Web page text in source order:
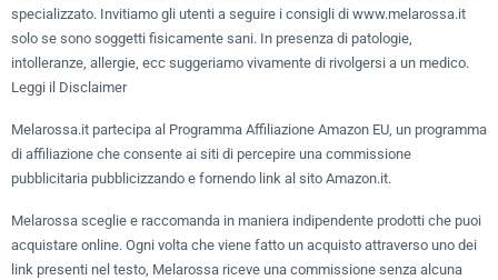
specializzato. Invitiamo gli utenti a seguire i consigli di www.melarossa.it
solo se sono soggetti fisicamente sani. In presenza di patologie,
intolleranze, allergie, ecc suggeriamo vivamente di rivolgersi a un medico.
Leggi il Disclaimer
Melarossa.it partecipa al Programma Affiliazione Amazon EU, un programma
di affiliazione che consente ai siti di percepire una commissione
pubblicitaria pubblicizzando e fornendo link al sito Amazon.it.
Melarossa sceglie e raccomanda in maniera indipendente prodotti che puoi
acquistare online. Ogni volta che viene fatto un acquisto attraverso uno dei
link presenti nel testo, Melarossa riceve una commissione senza alcuna